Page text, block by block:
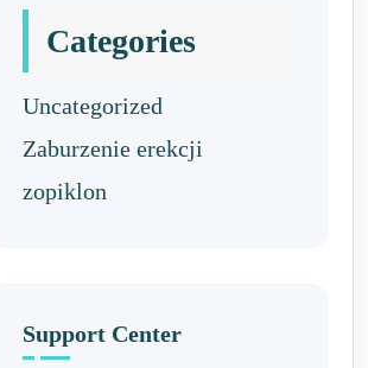
Categories
Uncategorized
Zaburzenie erekcji
zopiklon
Support Center